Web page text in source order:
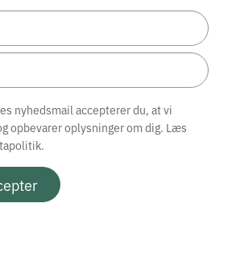
nyhedsmail accepterer du, at vi
opbevarer oplysninger om dig. Læs